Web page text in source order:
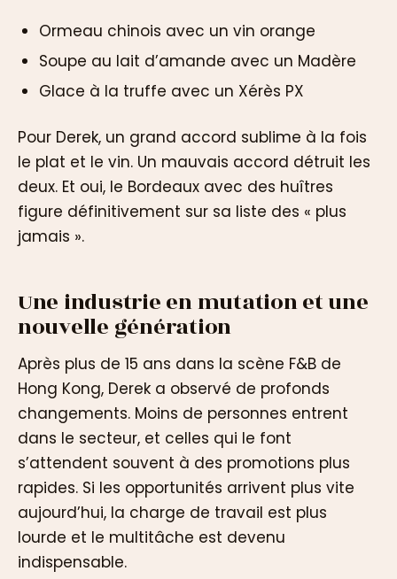
Ormeau chinois avec un vin orange
Soupe au lait d’amande avec un Madère
Glace à la truffe avec un Xérès PX
Pour Derek, un grand accord sublime à la fois
le plat et le vin. Un mauvais accord détruit les
deux. Et oui, le Bordeaux avec des huîtres
figure définitivement sur sa liste des « plus
jamais ».
Une industrie en mutation et une
nouvelle génération
Après plus de 15 ans dans la scène F&B de
Hong Kong, Derek a observé de profonds
changements. Moins de personnes entrent
dans le secteur, et celles qui le font
s’attendent souvent à des promotions plus
rapides. Si les opportunités arrivent plus vite
aujourd’hui, la charge de travail est plus
lourde et le multitâche est devenu
indispensable.